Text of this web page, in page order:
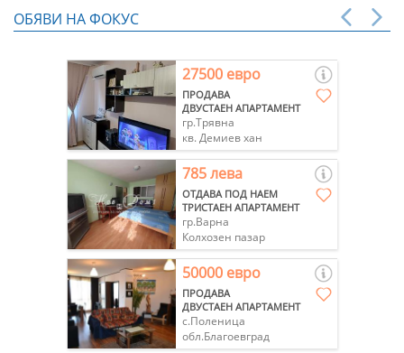
ОБЯВИ НА ФОКУС
27500 евро
ПРОДАВА
ДВУСТАЕН АПАРТАМЕНТ
гр.Трявна
кв. Демиев хан
785 лева
ОТДАВА ПОД НАЕМ
ТРИСТАЕН АПАРТАМЕНТ
гр.Варна
Колхозен пазар
50000 евро
ПРОДАВА
ДВУСТАЕН АПАРТАМЕНТ
с.Поленица
обл.Благоевград